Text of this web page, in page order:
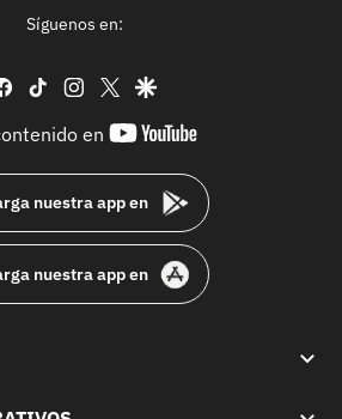
Síguenos en:
facebook
tiktok instagram
twittergoogle
en
youtube-
nuestra app en
nuestra app en